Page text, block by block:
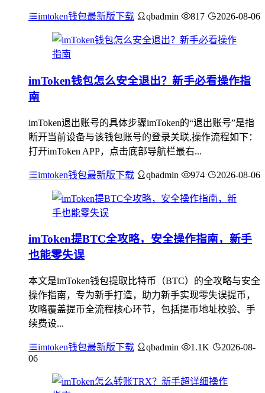
imtoken钱包最新版下载 qbadmin 817 2026-08-06
imToken钱包怎么安全退出？新手必看操作指
南
imToken退出账号的具体步骤imToken的“退出账号”是指
断开当前设备与该钱包账号的登录关联,操作流程如下：
打开imToken APP，点击底部导航栏最右...
imtoken钱包最新版下载 qbadmin 974 2026-08-06
imToken提BTC全攻略，安全操作指南，新手
也能零失误
本文是imToken钱包提取比特币（BTC）的全攻略与安全
操作指南，专为新手打造，助力新手实现零失误提币，
攻略覆盖提币全流程核心环节，包括提币地址校验、手
续费设...
imtoken钱包最新版下载 qbadmin 1.1K
2026-08-
06